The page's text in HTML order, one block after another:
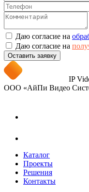
Даю согласие на
Даю согласие на
Оставить заявку
IP
ООО «АйПи Видео
Каталог
Проекты
Решения
Контакты